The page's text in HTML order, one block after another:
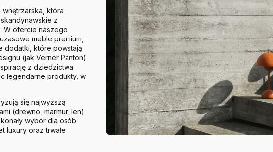
wnętrzarska, która
z
W ofercie naszego
meble premium,
dodatki, które powstają
(jak Verner Panton)
z dziedzictwa
legendarne produkty, w
się najwyższą
(drewno, marmur, len)
wybór dla osób
luxury oraz trwałe